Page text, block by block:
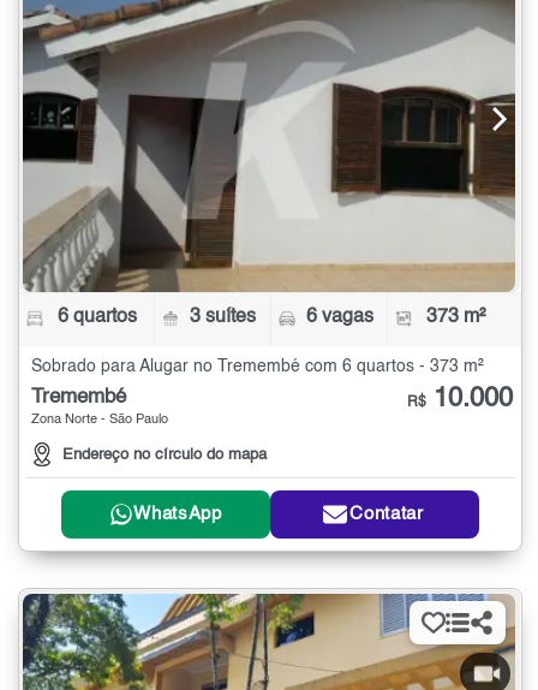
6 quartos 3 suítes 6 vagas 373 m²
Sobrado para Alugar no Tremembé com 6 quartos - 373 m²
Tremembé
Zona Norte - São Paulo
Endereço no círculo do mapa
R$ 10.000
WhatsApp Contatar